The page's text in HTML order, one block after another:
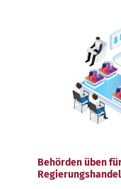
Behörden üben